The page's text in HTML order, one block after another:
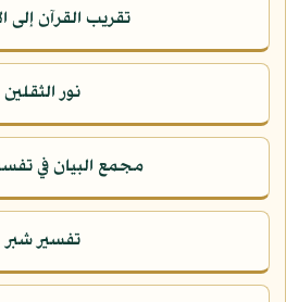
تقريب القرآن إلى
نور الثقلين
مجمع البيان في
تفسير شبر